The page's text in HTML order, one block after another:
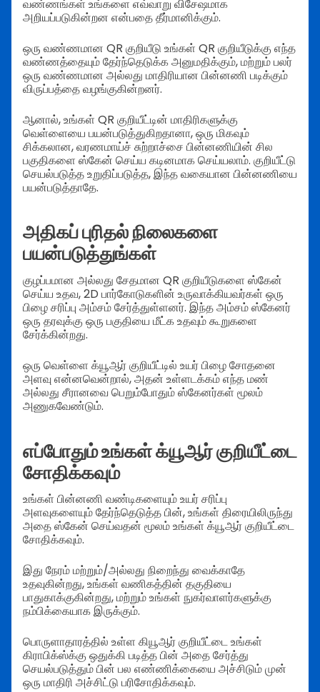
வண்ணங்கள் உங்களை எவ்வாறு விசேஷமாக
அறியப்படுகின்றன என்பதை தீர்மானிக்கும்.
ஒரு வண்ணமான QR குறியீடு உங்கள் QR குறியீடுக்கு எந்த
வண்ணத்தையும் தேர்ந்தெடுக்க அனுமதிக்கும், மற்றும் பலர்
ஒரு வண்ணமான அல்லது மாதிரியான பின்னணி படிக்கும்
விருப்பத்தை வழங்குகின்றனர்.
ஆனால், உங்கள் QR குறியீட்டின் மாதிரிகளுக்கு
வெள்ளையை பயன்படுத்துகிறதானா, ஒரு மிகவும்
சிக்கலான, வரணமாய்ச் சுற்றாச்சை பின்னணியின் சில
பகுதிகளை ஸ்கேன் செய்ய கடினமாக செய்யலாம். குறியீட்டு
செயல்படுத்த உறுதிப்படுத்த, இந்த வகையான பின்னணியை
பயன்படுத்தாதே.
அதிகப் புரிதல் நிலைகளை
பயன்படுத்துங்கள்
குழப்பமான அல்லது சேதமான QR குறியீடுகளை ஸ்கேன்
செய்ய உதவ, 2D பார்கோடுகளின் உருவாக்கியவர்கள் ஒரு
பிழை சரிப்பு அம்சம் சேர்த்துள்ளனர். இந்த அம்சம் ஸ்கேனர்
ஒரு தரவுக்கு ஒரு பகுதியை மீட்க உதவும் கூறுகளை
சேர்க்கின்றது.
ஒரு வெள்ளை க்யூஆர் குறியீட்டில் உயர் பிழை சோதனை
அளவு என்னவென்றால், அதன் உள்ளடக்கம் எந்த மண்
அல்லது சீரானவை பெறும்போதும் ஸ்கேனர்கள் மூலம்
அணுகவேண்டும்.
எப்போதும் உங்கள் க்யூஆர் குறியீட்டை
சோதிக்கவும்
உங்கள் பின்னணி வண்டிகளையும் உயர் சரிப்பு
அளவுகளையும் தேர்ந்தெடுத்த பின், உங்கள் திரையிலிருந்து
அதை ஸ்கேன் செய்வதன் மூலம் உங்கள் க்யூஆர் குறியீட்டை
சோதிக்கவும்.
இது நேரம் மற்றும்/அல்லது நிறைந்து வைக்காதே
உதவுகின்றது, உங்கள் வணிகத்தின் தகுதியை
பாதுகாக்குகின்றது, மற்றும் உங்கள் நுகர்வாளர்களுக்கு
நம்பிக்கையாக இருக்கும்.
பொருளாதாரத்தில் உள்ள கியூஆர் குறியீட்டை உங்கள்
கிராபிக்ஸ்க்கு ஒதுக்கி படித்த பின் அதை சேர்த்து
செயல்படுத்தும் பின் பல எண்ணிக்கையை அச்சிடும் முன்
ஒரு மாதிரி அச்சிட்டு பரிசோதிக்கவும்.